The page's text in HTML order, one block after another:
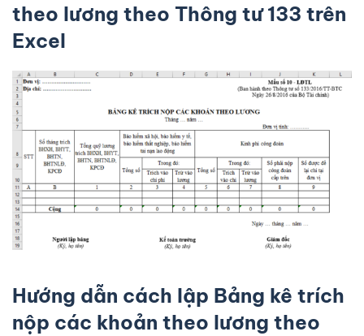
theo lương theo Thông tư 133 trên
Excel
Hướng dẫn cách lập Bảng kê trích
nộp các khoản theo lương theo